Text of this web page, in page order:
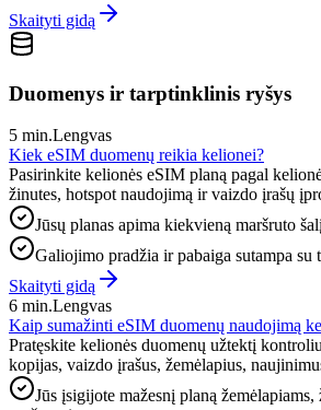
Skaityti gidą
Duomenys ir tarptinklinis ryšys
5 min.Lengvas
Kiek eSIM duomenų reikia kelionei?
Pasirinkite kelionės eSIM planą pagal
žinutes, hotspot naudojimą ir vaizdo įrašų
Jūsų planas apima kiekvieną maršruto
Galiojimo pradžia ir pabaiga sutampa su
Skaityti gidą
6 min.Lengvas
Kaip sumažinti eSIM duomenų naudojimą
Pratęskite kelionės duomenų užtektį
kopijas, vaizdo įrašus, žemėlapius,
Jūs įsigijote mažesnį planą